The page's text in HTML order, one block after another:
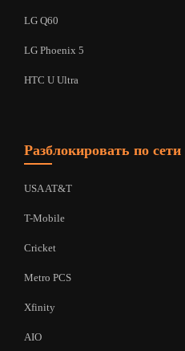
LG Q60
LG Phoenix 5
HTC U Ultra
Разблокировать по сети
USA AT&T
T-Mobile
Cricket
Metro PCS
Xfinity
AIO